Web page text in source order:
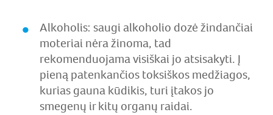
Alkoholis: saugi alkoholio dozė žindančiai
moteriai nėra žinoma, tad
rekomenduojama visiškai jo atsisakyti. Į
pieną patenkančios toksiškos medžiagos,
kurias gauna kūdikis, turi įtakos jo
smegenų ir kitų organų raidai.